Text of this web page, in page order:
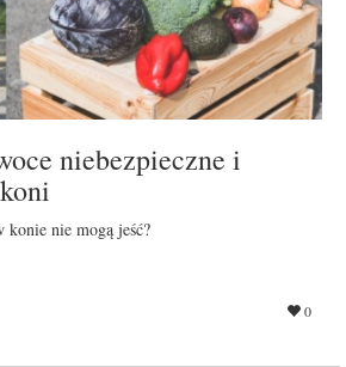
niebezpieczne i
nie mogą jeść?
0